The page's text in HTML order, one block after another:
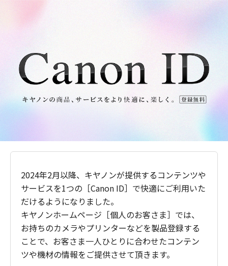
2024年2月以降、キヤノンが提供するコンテンツや
サービスを1つの［Canon ID］で快適にご利用いた
だけるようになりました。
キヤノンホームページ［個人のお客さま］では、
お持ちのカメラやプリンターなどを製品登録する
ことで、お客さま一人ひとりに合わせたコンテン
ツや機材の情報をご提供させて頂きます。